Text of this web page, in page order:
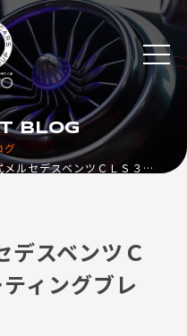
グ
BLOG
☆2013年式メルセデスベンツＣＬＳ３５０シューティングブレーク☆
スベンツＣ
ィングブレ